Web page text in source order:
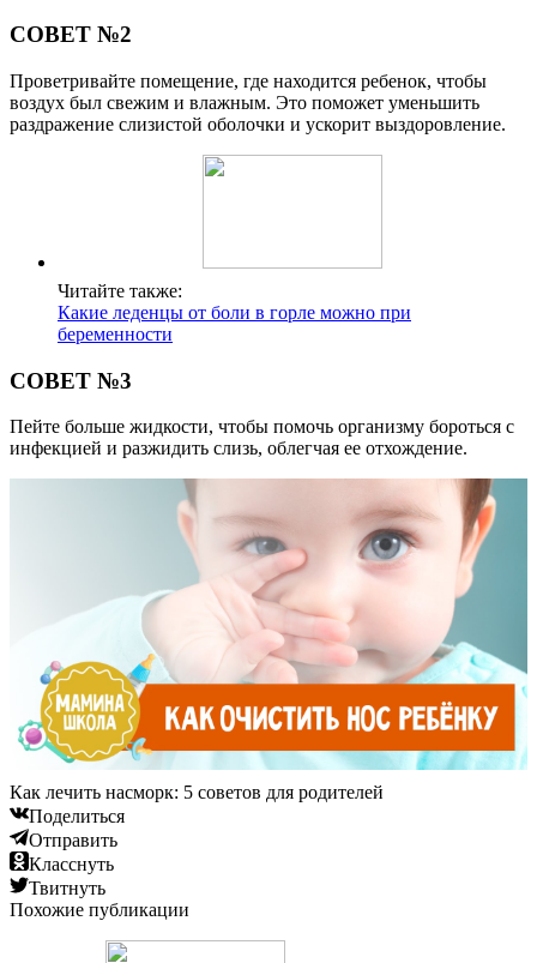
СОВЕТ №2
Проветривайте помещение, где находится ребенок, чтобы
воздух был свежим и влажным. Это поможет уменьшить
раздражение слизистой оболочки и ускорит выздоровление.
Читайте также:
Какие леденцы от боли в горле можно при
беременности
СОВЕТ №3
Пейте больше жидкости, чтобы помочь организму бороться с
инфекцией и разжидить слизь, облегчая ее отхождение.
Как лечить насморк: 5 советов для родителей
Поделиться
Отправить
Класснуть
Твитнуть
Похожие публикации